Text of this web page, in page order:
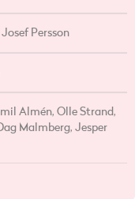
Persson
Almén, Olle Strand,
Malmberg, Jesper